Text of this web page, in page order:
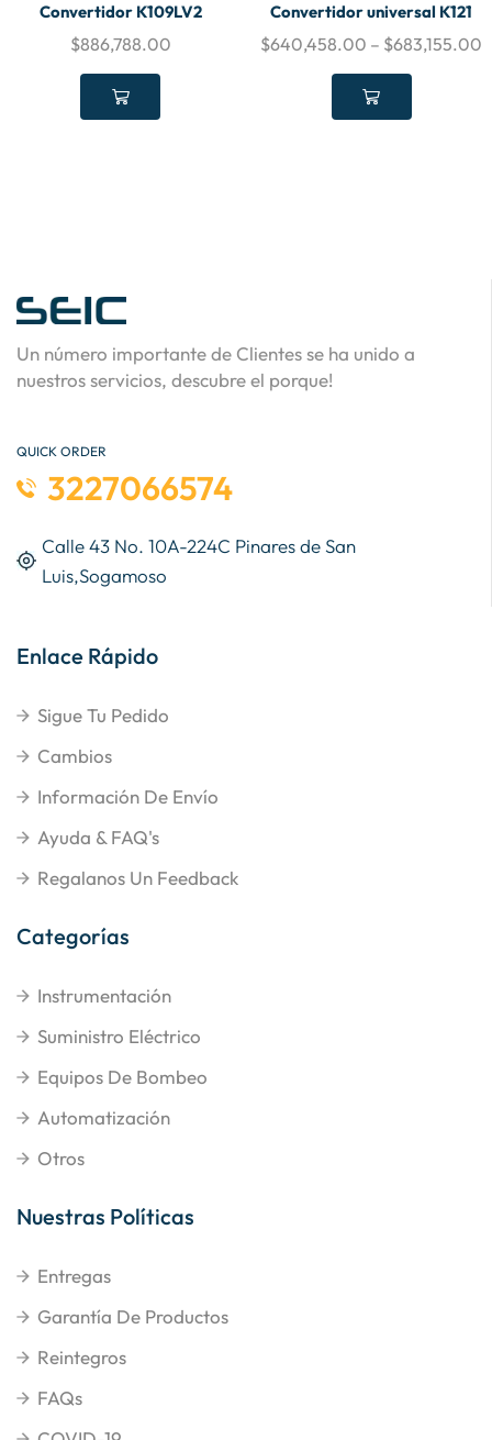
Convertidor K109LV2
$886,788.00
Convertidor universal K121
$640,458.00 – $683,155.00
Un número importante de Clientes se ha unido a
nuestros servicios, descubre el porque!
QUICK ORDER
3227066574
Calle 43 No. 10A-224C Pinares de San
Luis,Sogamoso
Enlace Rápido
Sigue Tu Pedido
Cambios
Información De Envío
Ayuda & FAQ's
Regalanos Un Feedback
Categorías
Instrumentación
Suministro Eléctrico
Equipos De Bombeo
Automatización
Otros
Nuestras Políticas
Entregas
Garantía De Productos
Reintegros
FAQs